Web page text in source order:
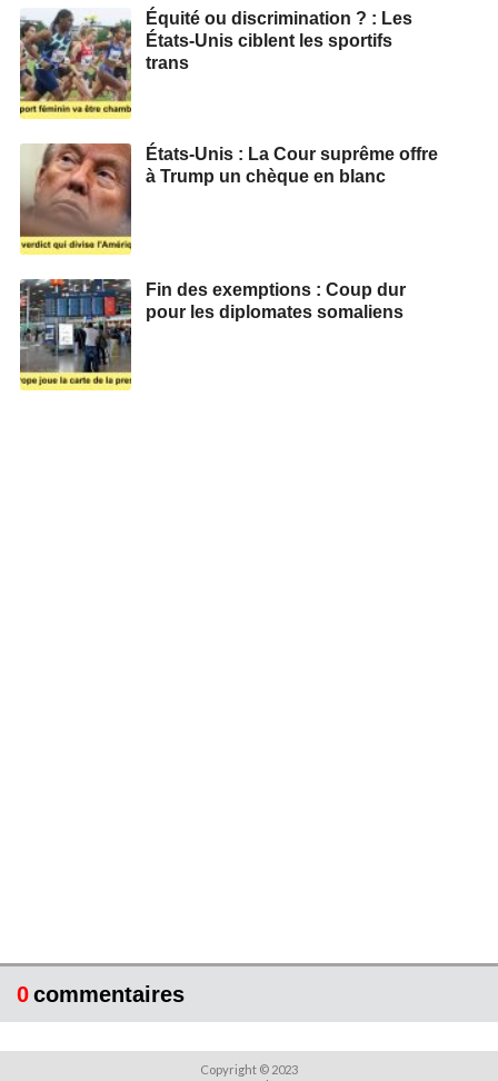
Équité ou discrimination ? : Les
États-Unis ciblent les sportifs
trans
États-Unis : La Cour suprême offre
à Trump un chèque en blanc
Fin des exemptions : Coup dur
pour les diplomates somaliens
0commentaires
Copyright © 2023